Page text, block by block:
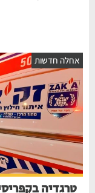
חדשות